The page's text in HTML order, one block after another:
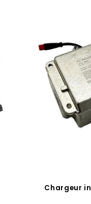
Chargeur